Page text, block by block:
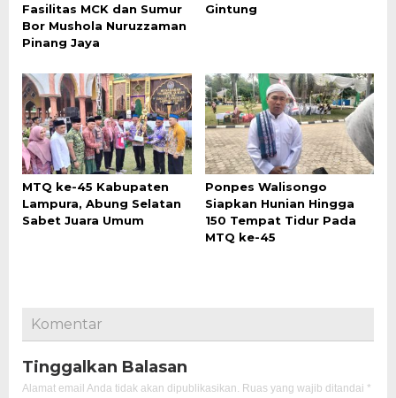
Fasilitas MCK dan Sumur
Bor Mushola Nuruzzaman
Pinang Jaya
Gintung
MTQ ke-45 Kabupaten
Lampura, Abung Selatan
Sabet Juara Umum
Ponpes Walisongo
Siapkan Hunian Hingga
150 Tempat Tidur Pada
MTQ ke-45
Komentar
Tinggalkan Balasan
Alamat email Anda tidak akan dipublikasikan. Ruas yang wajib ditandai *